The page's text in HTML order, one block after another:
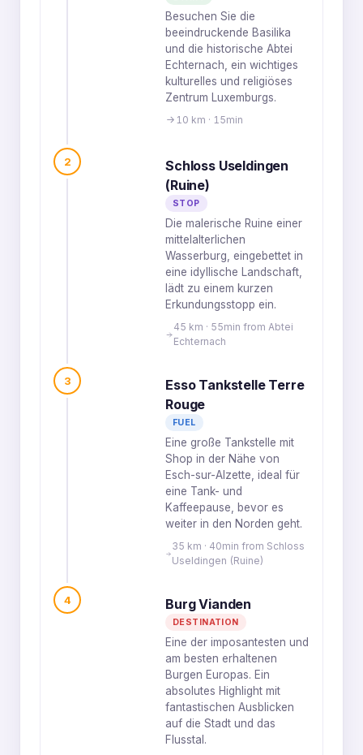
Besuchen Sie die
beeindruckende Basilika
und die historische Abtei
Echternach, ein wichtiges
kulturelles und religiöses
Zentrum Luxemburgs.
10 km · 15min
2
Schloss Useldingen
(Ruine)
STOP
Die malerische Ruine einer
mittelalterlichen
Wasserburg, eingebettet in
eine idyllische Landschaft,
lädt zu einem kurzen
Erkundungsstopp ein.
45 km · 55min from Abtei
Echternach
3
Esso Tankstelle Terre
Rouge
FUEL
Eine große Tankstelle mit
Shop in der Nähe von
Esch-sur-Alzette, ideal für
eine Tank- und
Kaffeepause, bevor es
weiter in den Norden geht.
35 km · 40min from Schloss
Useldingen (Ruine)
4 Burg Vianden
DESTINATION
Eine der imposantesten und
am besten erhaltenen
Burgen Europas. Ein
absolutes Highlight mit
fantastischen Ausblicken
auf die Stadt und das
Flusstal.